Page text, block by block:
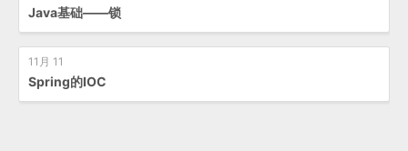
Java基础——锁
11月 11
Spring的IOC